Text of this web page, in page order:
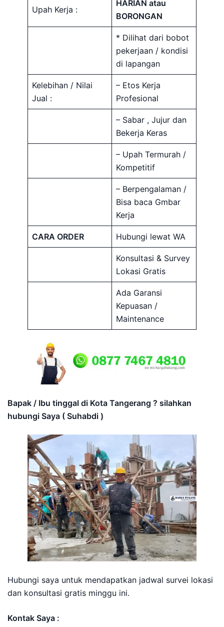
Upah Kerja :
HARIAN atau
BORONGAN
* Dilihat dari bobot
pekerjaan / kondisi
di lapangan
Kelebihan / Nilai
Jual :
– Etos Kerja
Profesional
– Sabar , Jujur dan
Bekerja Keras
– Upah Termurah /
Kompetitif
– Berpengalaman /
Bisa baca Gmbar
Kerja
CARA ORDER Hubungi lewat WA
Konsultasi & Survey
Lokasi Gratis
Ada Garansi
Kepuasan /
Maintenance
Bapak / Ibu tinggal di Kota Tangerang ? silahkan
hubungi Saya ( Suhabdi )
Hubungi saya untuk mendapatkan jadwal survei lokasi
dan konsultasi gratis minggu ini.
Kontak Saya :